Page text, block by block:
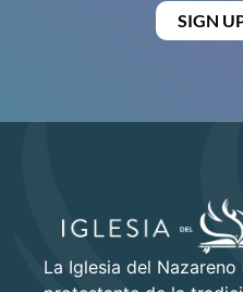
SIGN
La Iglesia del